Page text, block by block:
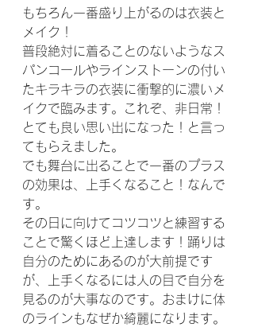
もちろん一番盛り上がるのは衣装と
メイク！
普段絶対に着ることのないようなス
パンコールやラインストーンの付い
たキラキラの衣装に衝撃的に濃いメ
イクで臨みます。これぞ、非日常！
とても良い思い出になった！と言っ
てもらえました。
でも舞台に出ることで一番のプラス
の効果は、上手くなること！なんで
す。
その日に向けてコツコツと練習する
ことで驚くほど上達します！踊りは
自分のためにあるのが大前提です
が、上手くなるには人の目で自分を
見るのが大事なのです。おまけに体
のラインもなぜか綺麗になります。